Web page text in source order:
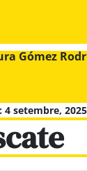
Gómez
4 setembre, 2025